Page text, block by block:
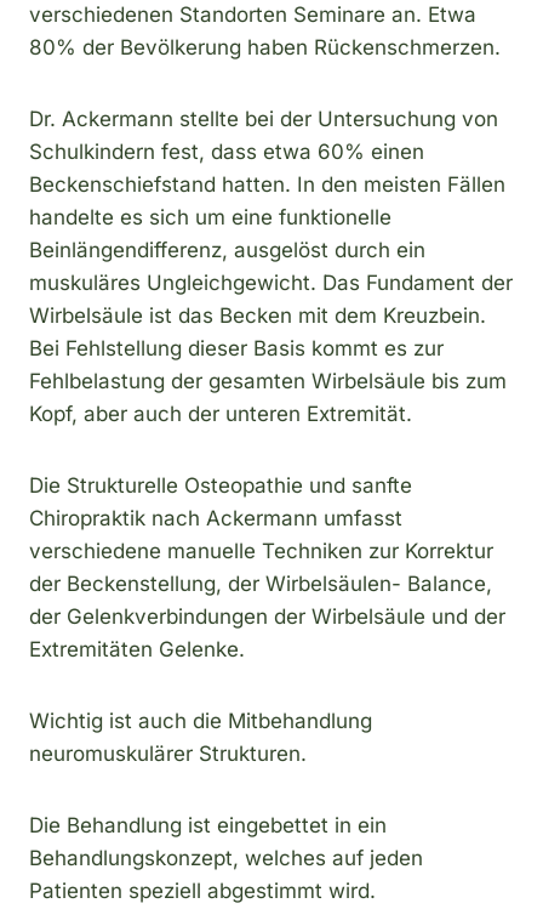
verschiedenen Standorten Seminare an. Etwa
80% der Bevölkerung haben Rückenschmerzen.
Dr. Ackermann stellte bei der Untersuchung von
Schulkindern fest, dass etwa 60% einen
Beckenschiefstand hatten. In den meisten Fällen
handelte es sich um eine funktionelle
Beinlängendifferenz, ausgelöst durch ein
muskuläres Ungleichgewicht. Das Fundament der
Wirbelsäule ist das Becken mit dem Kreuzbein.
Bei Fehlstellung dieser Basis kommt es zur
Fehlbelastung der gesamten Wirbelsäule bis zum
Kopf, aber auch der unteren Extremität.
Die Strukturelle Osteopathie und sanfte
Chiropraktik nach Ackermann umfasst
verschiedene manuelle Techniken zur Korrektur
der Beckenstellung, der Wirbelsäulen- Balance,
der Gelenkverbindungen der Wirbelsäule und der
Extremitäten Gelenke.
Wichtig ist auch die Mitbehandlung
neuromuskulärer Strukturen.
Die Behandlung ist eingebettet in ein
Behandlungskonzept, welches auf jeden
Patienten speziell abgestimmt wird.